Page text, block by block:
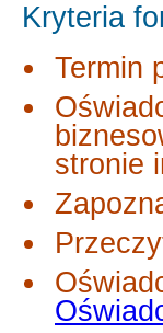
Kryteria
Termin
stronie